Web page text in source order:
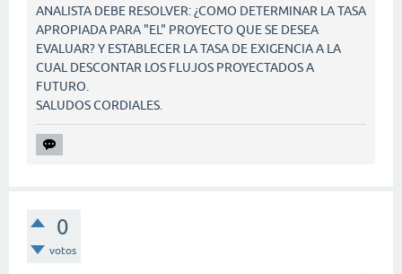
ANALISTA DEBE RESOLVER: ¿COMO DETERMINAR LA TASA
APROPIADA PARA "EL" PROYECTO QUE SE DESEA
EVALUAR? Y ESTABLECER LA TASA DE EXIGENCIA A LA
CUAL DESCONTAR LOS FLUJOS PROYECTADOS A
FUTURO.
SALUDOS CORDIALES.
0
votos